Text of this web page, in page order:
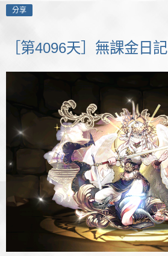
分享
［第4096天］無課金日記